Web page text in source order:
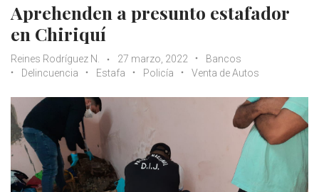
Aprehenden a presunto estafador
en Chiriquí
Reines Rodríguez N. 27 marzo, 2022
Bancos
Delincuencia
Estafa Policía Venta de Autos